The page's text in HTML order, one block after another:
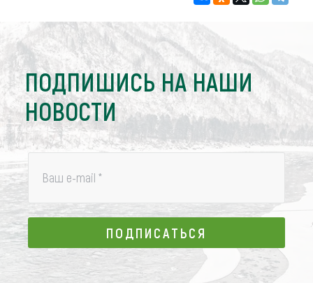
ПОДПИШИСЬ НА НАШИ
НОВОСТИ
Ваш e-mail *
ПОДПИСАТЬСЯ
ПОДПИСАТЬСЯ